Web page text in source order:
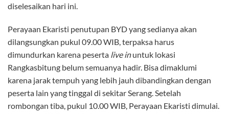
diselesaikan hari ini.
Perayaan Ekaristi penutupan BYD yang sedianya akan
dilangsungkan pukul 09.00 WIB, terpaksa harus
dimundurkan karena peserta live inuntuk lokasi
Rangkasbitung belum semuanya hadir. Bisa dimaklumi
karena jarak tempuh yang lebih jauh dibandingkan dengan
peserta lain yang tinggal di sekitar Serang. Setelah
rombongan tiba, pukul 10.00 WIB, Perayaan Ekaristi dimulai.